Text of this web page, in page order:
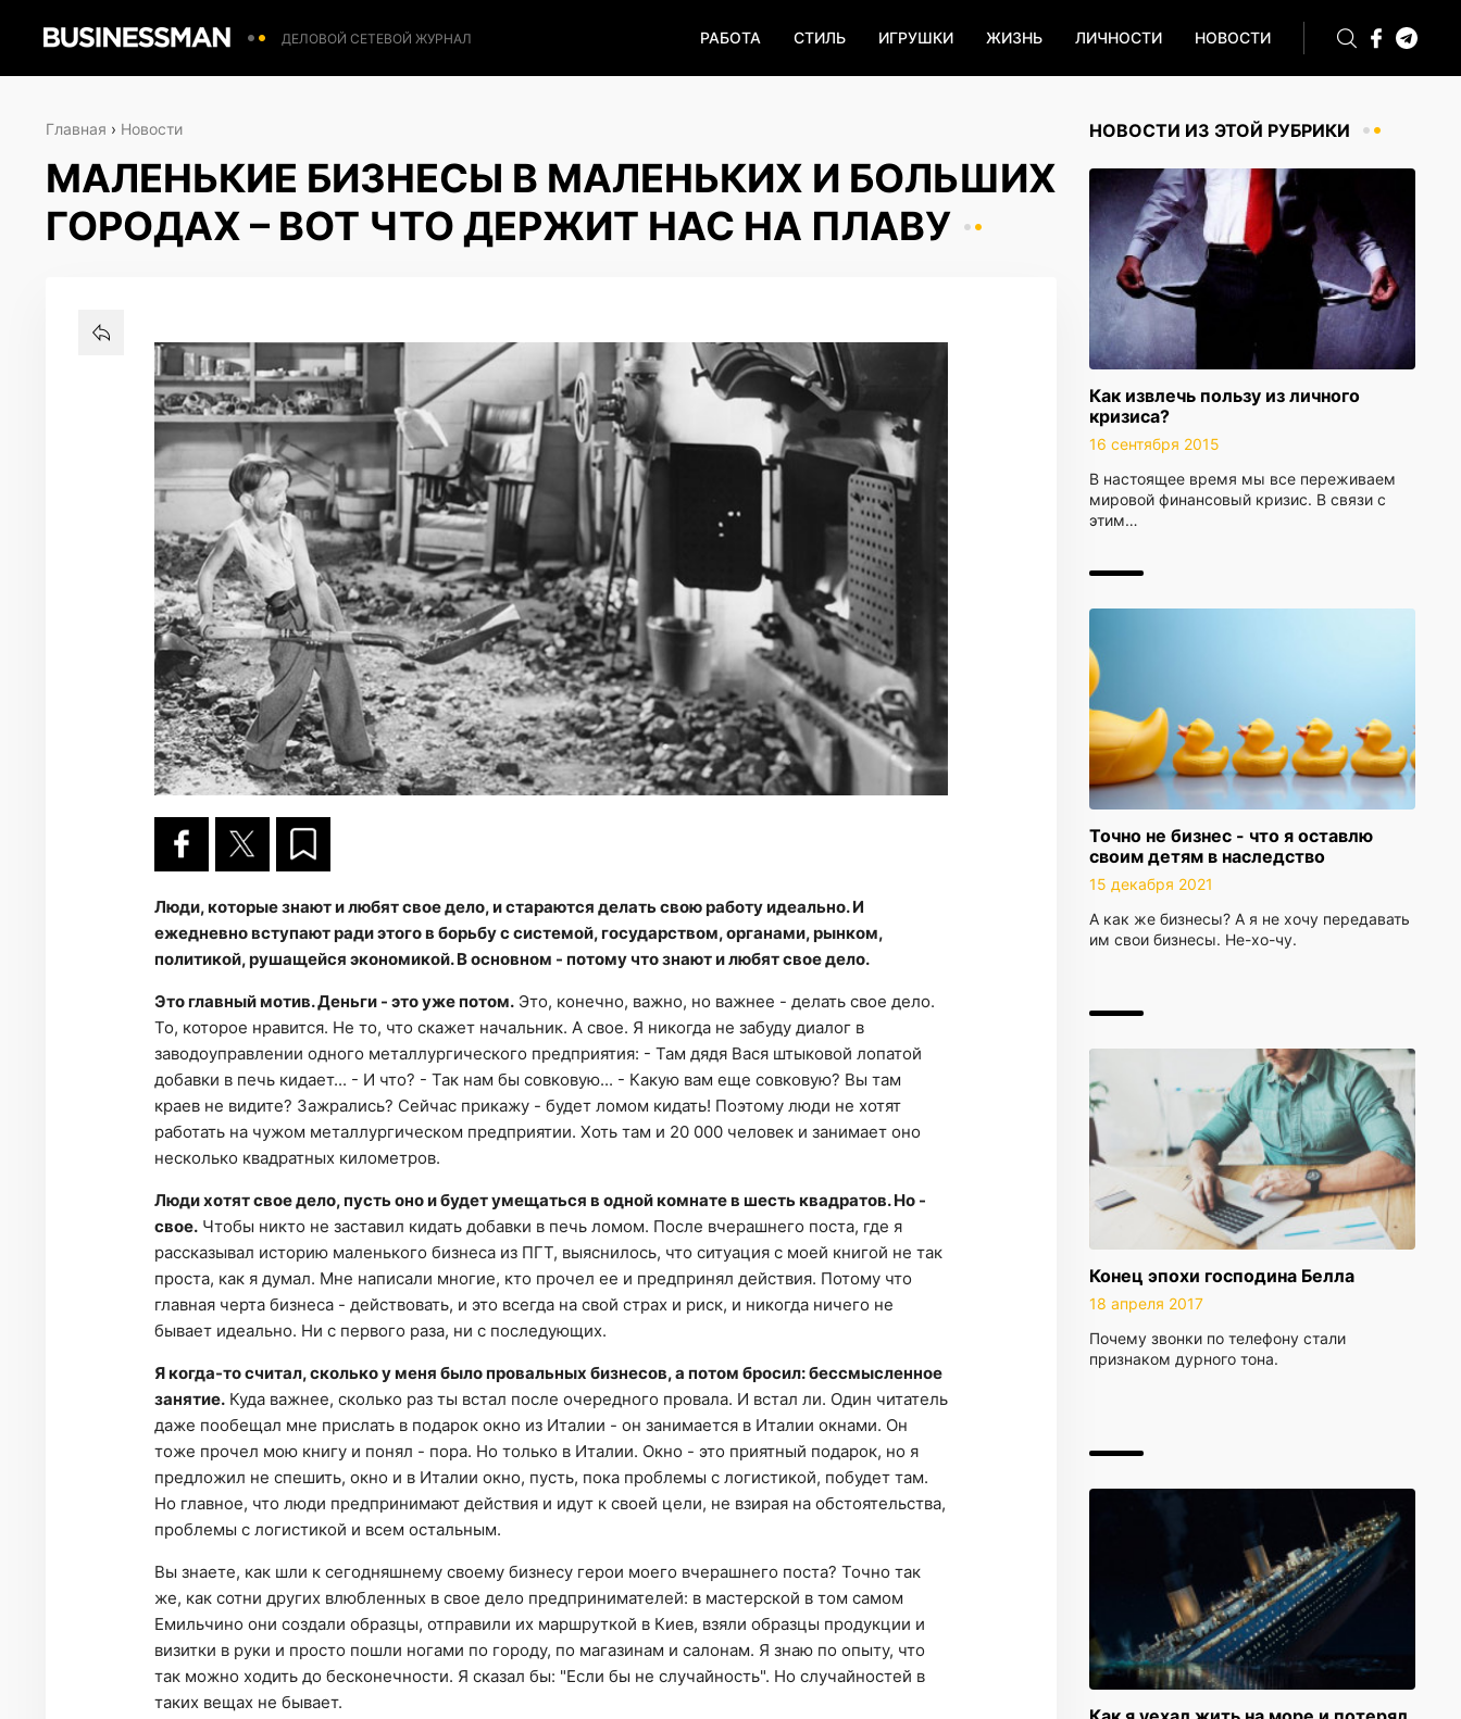
ДЕЛОВОЙ СЕТЕВОЙ ЖУРНАЛ РАБОТА СТИЛЬ ИГРУШКИ ЖИЗНЬ ЛИЧНОСТИ НОВОСТИ
НОВОСТИ ИЗ ЭТОЙ РУБРИКИ
Как извлечь пользу из личного
кризиса?
16 сентября 2015
В настоящее время мы все переживаем
мировой финансовый кризис. В связи с
этим…
Точно не бизнес - что я оставлю
своим детям в наследство
15 декабря 2021
А как же бизнесы? А я не хочу передавать
им свои бизнесы. Не-хо-чу.
Конец эпохи господина Белла
18 апреля 2017
Почему звонки по телефону стали
признаком дурного тона.
Главная › Новости
МАЛЕНЬКИЕ БИЗНЕСЫ В МАЛЕНЬКИХ И БОЛЬШИХ
ГОРОДАХ – ВОТ ЧТО ДЕРЖИТ НАС НА ПЛАВУ
Люди, которые знают и любят свое дело, и стараются делать свою работу идеально. И
ежедневно вступают ради этого в борьбу с системой, государством, органами, рынком,
политикой, рушащейся экономикой. В основном - потому что знают и любят свое дело.
Это главный мотив. Деньги - это уже потом. Это, конечно, важно, но важнее - делать свое дело.
То, которое нравится. Не то, что скажет начальник. А свое. Я никогда не забуду диалог в
заводоуправлении одного металлургического предприятия: - Там дядя Вася штыковой лопатой
добавки в печь кидает... - И что? - Так нам бы совковую... - Какую вам еще совковую? Вы там
краев не видите? Зажрались? Сейчас прикажу - будет ломом кидать! Поэтому люди не хотят
работать на чужом металлургическом предприятии. Хоть там и 20 000 человек и занимает оно
несколько квадратных километров.
Люди хотят свое дело, пусть оно и будет умещаться в одной комнате в шесть квадратов. Но -
свое. Чтобы никто не заставил кидать добавки в печь ломом. После вчерашнего поста, где я
рассказывал историю маленького бизнеса из ПГТ, выяснилось, что ситуация с моей книгой не так
проста, как я думал. Мне написали многие, кто прочел ее и предпринял действия. Потому что
главная черта бизнеса - действовать, и это всегда на свой страх и риск, и никогда ничего не
бывает идеально. Ни с первого раза, ни с последующих.
Я когда-то считал, сколько у меня было провальных бизнесов, а потом бросил: бессмысленное
занятие. Куда важнее, сколько раз ты встал после очередного провала. И встал ли. Один читатель
даже пообещал мне прислать в подарок окно из Италии - он занимается в Италии окнами. Он
тоже прочел мою книгу и понял - пора. Но только в Италии. Окно - это приятный подарок, но я
предложил не спешить, окно и в Италии окно, пусть, пока проблемы с логистикой, побудет там.
Но главное, что люди предпринимают действия и идут к своей цели, не взирая на обстоятельства,
проблемы с логистикой и всем остальным.
Вы знаете, как шли к сегодняшнему своему бизнесу герои моего вчерашнего поста? Точно так
же, как сотни других влюбленных в свое дело предпринимателей: в мастерской в том самом
Емильчино они создали образцы, отправили их маршруткой в Киев, взяли образцы продукции и
визитки в руки и просто пошли ногами по городу, по магазинам и салонам. Я знаю по опыту, что
так можно ходить до бесконечности. Я сказал бы: "Если бы не случайность". Но случайностей в
таких вещах не бывает.